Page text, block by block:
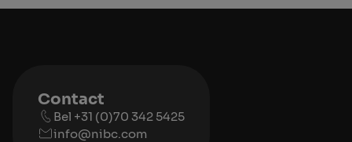
Contact
Bel +31 (0)70 342 5425
info@nibc.com